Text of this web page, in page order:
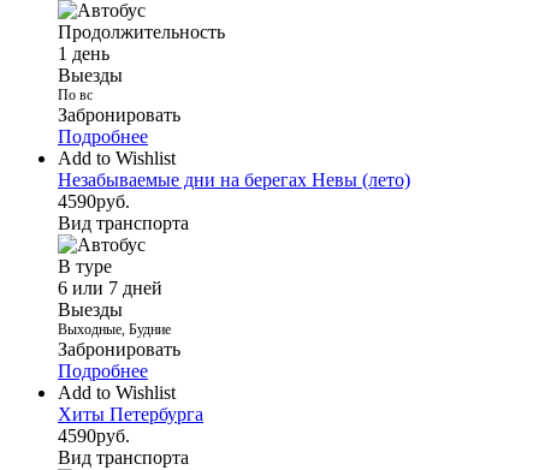
Продолжительность
1 день
Выезды
По вс
Забронировать
Подробнее
Add to Wishlist
Незабываемые дни на берегах Невы (лето)
4590руб.
Вид транспорта
В туре
6 или 7 дней
Выезды
Выходные, Будние
Забронировать
Подробнее
Add to Wishlist
Хиты Петербурга
4590руб.
Вид транспорта